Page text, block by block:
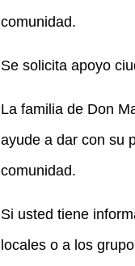
comunidad.
Se solicita apoyo
La familia de Don
ayude a dar con su
comunidad.
Si usted tiene
locales o a los